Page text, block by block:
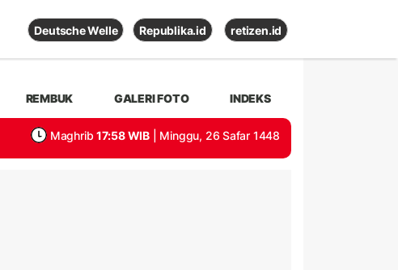
Deutsche Welle Republika.id retizen.id
REMBUK GALERI FOTO INDEKS
Maghrib 17:58 WIB | Minggu, 26 Safar 1448